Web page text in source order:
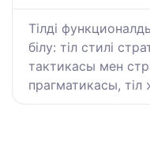
Тілді
білу: тіл стилі
тактикасы мен
прагматикасы,